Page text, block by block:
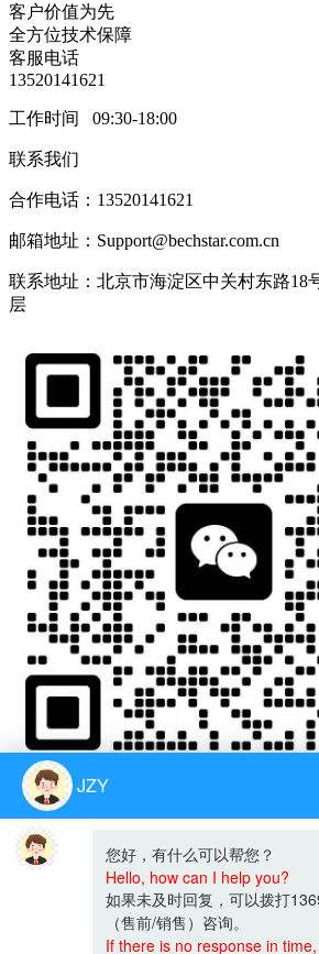
客户价值为先
全方位技术保障
客服电话
13520141621
工作时间 09:30-18:00
联系我们
合作电话：13520141621
邮箱地址：Support@bechstar.com.cn
联系地址：北京市海淀区中关村东路18
层